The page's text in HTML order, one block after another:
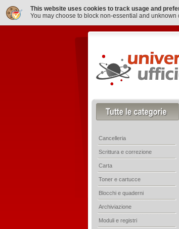
This website uses cookies to track usage and
You may choose to block non-essential and unknown
Cancelleria
Scrittura e correzione
Carta
Toner e cartucce
Blocchi e quaderni
Archiviazione
Moduli e registri